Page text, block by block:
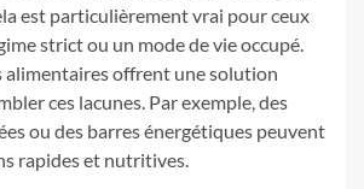
est particulièrement vrai pour ceux
strict ou un mode de vie occupé.
alimentaires offrent une solution
ces lacunes. Par exemple, des
ou des barres énergétiques peuvent
rapides et nutritives.